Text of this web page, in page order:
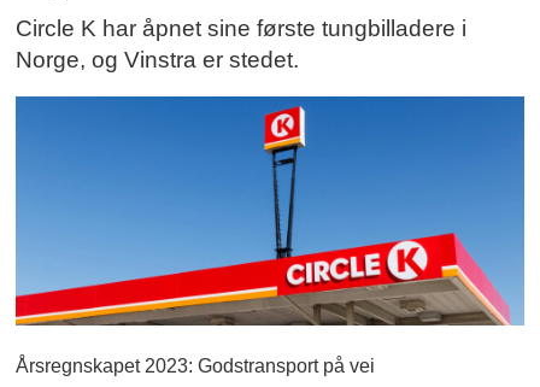
Circle K har åpnet sine første tungbilladere i
Norge, og Vinstra er stedet.
Årsregnskapet 2023: Godstransport på vei